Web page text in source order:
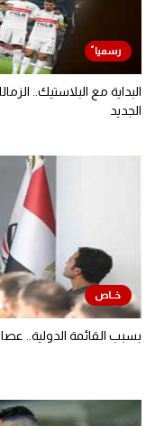
الجديد
بسبب القائمة الدولية..